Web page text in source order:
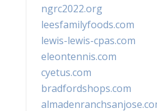
ngrc2022.org
leesfamilyfoods.com
lewis-lewis-cpas.com
eleontennis.com
cyetus.com
bradfordshops.com